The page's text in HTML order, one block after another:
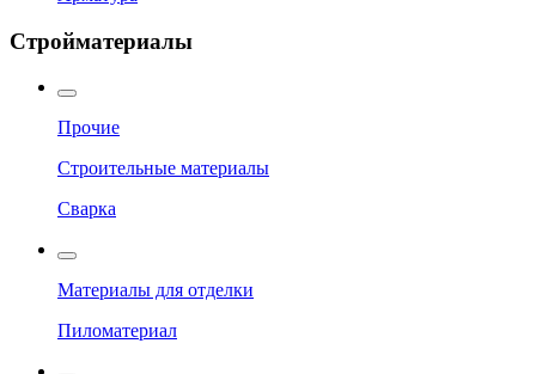
Стройматериалы
Прочие
Строительные материалы
Сварка
Материалы для отделки
Пиломатериал